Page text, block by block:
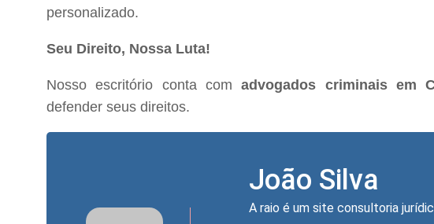
personalizado.
Seu Direito, Nossa Luta!
Nosso escritório conta comadvogados criminais em
defender seus direitos.
João Silva
A raio é um site consultoria